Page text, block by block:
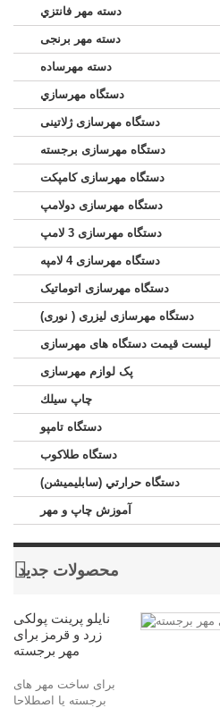
دسته مهر فانتزي
دسته مهر برنجی
دسته مهرساده
دستگاه مهرسازي
دستگاه مهرسازی ژلاتینی
دستگاه مهرسازی برجسته
دستگاه مهرسازی کامپکت
دستگاه مهرسازی دولامپ
دستگاه مهرسازی 3 لامپ
دستگاه مهرسازی 4 لامپه
دستگاه مهرسازی اتوماتیک
دستگاه مهرسازی لیزری ( نوری)
لیست قیمت دستگاه های مهرسازی
پک لوازم مهرسازی
چاپ سيلك
دستگاه تامپو
دستگاه طلاکوب
دستگاه حرارتي (سابليميشن)
آموزش چاپ و مهر
محصولات جدید
نایلو پرینت پولکی
زرد و قرمز برای
مهر برجسته
برای ساخت مهر های
برجسته یا اصطلاحا